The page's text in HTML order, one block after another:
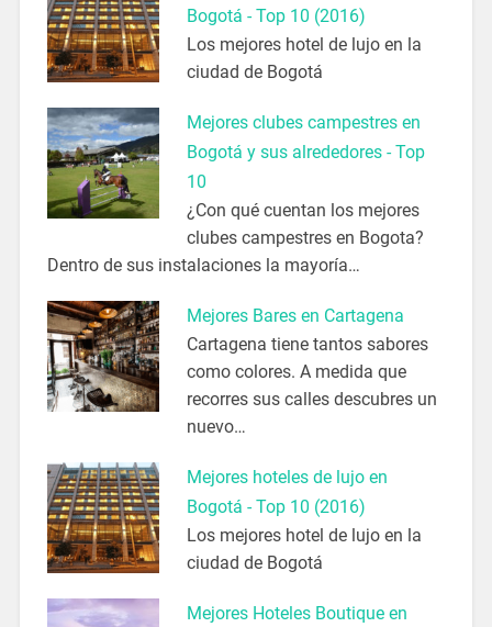
Bogotá - Top 10 (2016)
Los mejores hotel de lujo en la
ciudad de Bogotá
Mejores clubes campestres en
Bogotá y sus alrededores - Top
10
¿Con qué cuentan los mejores
clubes campestres en Bogota?
Dentro de sus instalaciones la mayoría…
Mejores Bares en Cartagena
Cartagena tiene tantos sabores
como colores. A medida que
recorres sus calles descubres un
nuevo…
Mejores hoteles de lujo en
Bogotá - Top 10 (2016)
Los mejores hotel de lujo en la
ciudad de Bogotá
Mejores Hoteles Boutique en